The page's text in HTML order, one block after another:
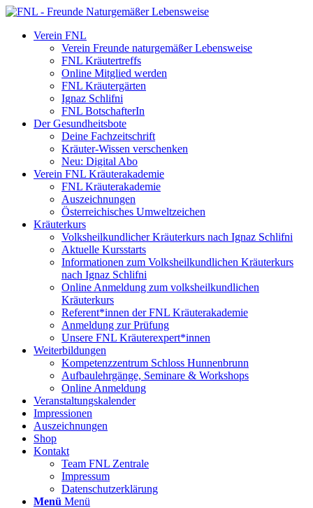
Verein FNL
Verein Freunde naturgemäßer Lebensweise
FNL Kräutertreffs
Online Mitglied werden
FNL Kräutergärten
Ignaz Schlifni
FNL BotschafterIn
Der Gesundheitsbote
Deine Fachzeitschrift
Kräuter-Wissen verschenken
Neu: Digital Abo
Verein FNL Kräuterakademie
FNL Kräuterakademie
Auszeichnungen
Österreichisches Umweltzeichen
Kräuterkurs
Volksheilkundlicher Kräuterkurs nach Ignaz Schlifni
Aktuelle Kursstarts
Informationen zum Volksheilkundlichen Kräuterkurs
nach Ignaz Schlifni
Online Anmeldung zum volksheilkundlichen
Kräuterkurs
Referent*innen der FNL Kräuterakademie
Anmeldung zur Prüfung
Unsere FNL Kräuterexpert*innen
Weiterbildungen
Kompetenzzentrum Schloss Hunnenbrunn
Aufbaulehrgänge, Seminare & Workshops
Online Anmeldung
Veranstaltungskalender
Impressionen
Auszeichnungen
Shop
Kontakt
Team FNL Zentrale
Impressum
Datenschutzerklärung
Menü Menü